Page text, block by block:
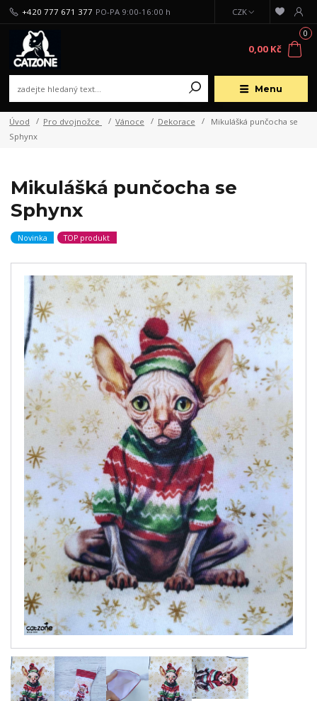
Menu
CZK
+420 777 671 377 PO-PA 9:00-16:00 h
0
0,00 Kč
Úvod Pro dvojnožce Vánoce Dekorace
Mikulášká punčocha se
Sphynx
Mikulášká punčocha se
Sphynx
Novinka TOP produkt